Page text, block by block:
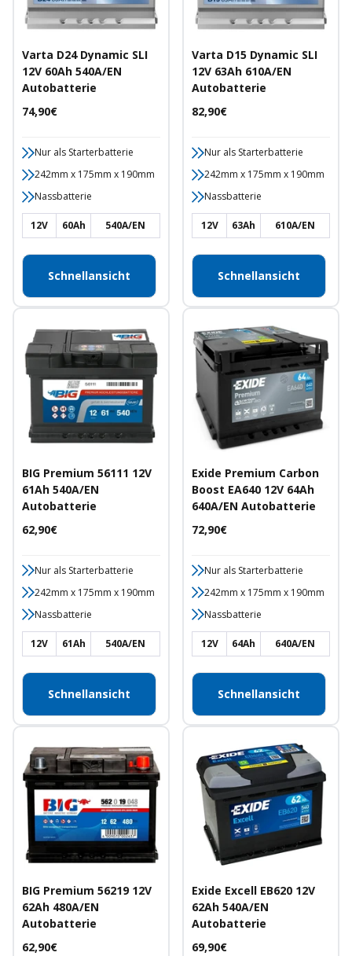
Varta D24 Dynamic SLI
12V 60Ah 540A/EN
Autobatterie
Angebotspreis
74,90€
Nur als Starterbatterie
242mm x 175mm x 190mm
Nassbatterie
12V 60Ah 540A/EN
Schnellansicht
Varta D15 Dynamic SLI
12V 63Ah 610A/EN
Autobatterie
Angebotspreis
82,90€
Nur als Starterbatterie
242mm x 175mm x 190mm
Nassbatterie
12V 63Ah 610A/EN
Schnellansicht
BIG Premium 56111 12V
61Ah 540A/EN
Autobatterie
Angebotspreis
62,90€
Nur als Starterbatterie
242mm x 175mm x 190mm
Nassbatterie
12V 61Ah 540A/EN
Schnellansicht
Exide Premium Carbon
Boost EA640 12V 64Ah
640A/EN Autobatterie
Angebotspreis
72,90€
Nur als Starterbatterie
242mm x 175mm x 190mm
Nassbatterie
12V 64Ah 640A/EN
Schnellansicht
BIG Premium 56219 12V
62Ah 480A/EN
Autobatterie
Angebotspreis
62,90€
Exide Excell EB620 12V
62Ah 540A/EN
Autobatterie
Angebotspreis
69,90€